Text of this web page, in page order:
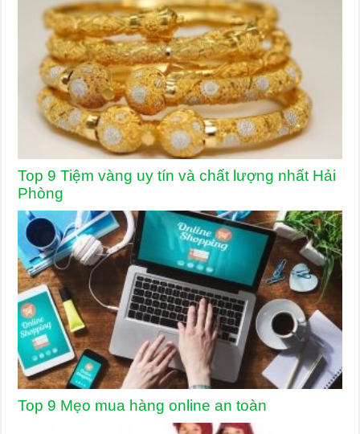
Top 9 Tiệm vàng uy tín và chất lượng nhất Hải
Phòng
Top 9 Mẹo mua hàng online an toàn